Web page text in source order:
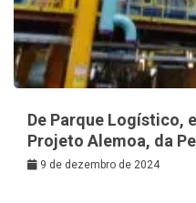
De Parque Logístico,
Projeto Alemoa, da
9 de dezembro de 2024